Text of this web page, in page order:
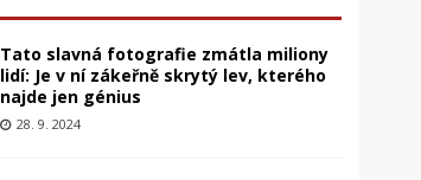
Tato slavná fotografie zmátla miliony
lidí: Je v ní zákeřně skrytý lev, kterého
najde jen génius
28. 9. 2024